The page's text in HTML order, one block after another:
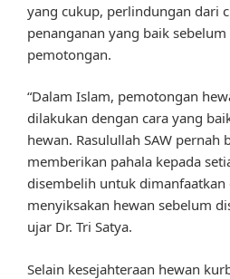
yang cukup, perlindungan dari
penanganan yang baik
pemotongan.
“Dalam Islam, pemotongan
dilakukan dengan cara yang
hewan. Rasulullah SAW pernah
memberikan pahala kepada
disembelih untuk dimanfaatkan
menyiksakan hewan sebelum
ujar Dr. Tri Satya.
Selain kesejahteraan hewan